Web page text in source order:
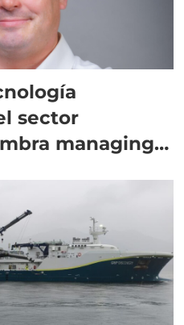
sector
managing